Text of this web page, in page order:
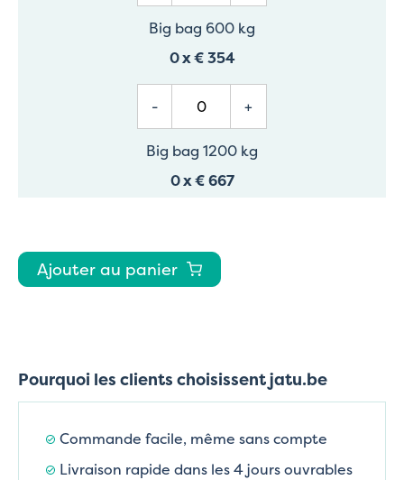
Big bag 600 kg
0x€ 354
- +
Big bag 1200 kg
0x€ 667
Ajouter au panier
Pourquoi les clients choisissent jatu.be
Commande facile, même sans compte
Livraison rapide dans les 4 jours ouvrables